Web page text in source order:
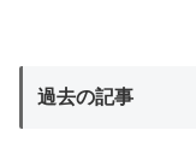
過去の記事